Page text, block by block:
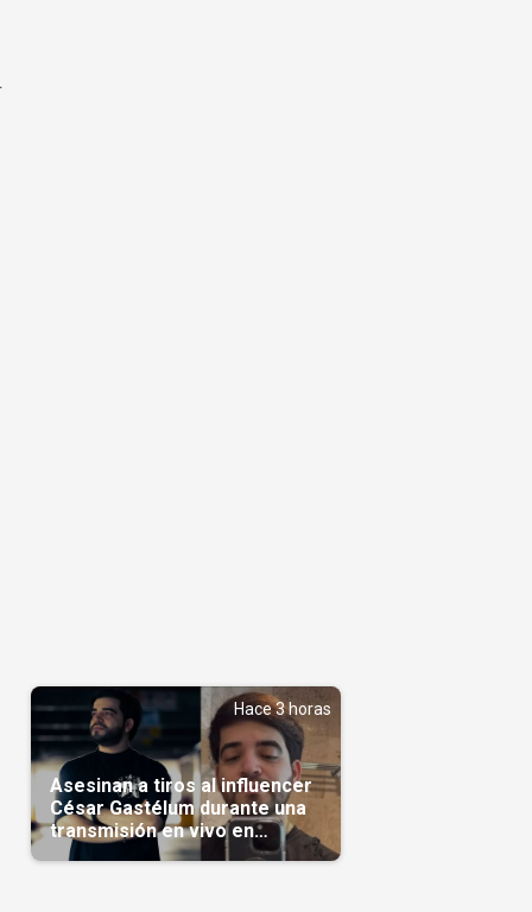
Hace 3 horas
Asesinan a tiros al influencer
César Gastélum durante una
transmisión en vivo en
Sinaloa(Video)